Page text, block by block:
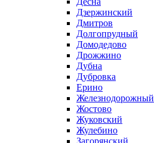
Дзержинский
Дмитров
Долгопрудный
Домодедово
Дрожжино
Дубна
Дубровка
Ерино
Железнодорожный
Жостово
Жуковский
Жулебино
Загорянский